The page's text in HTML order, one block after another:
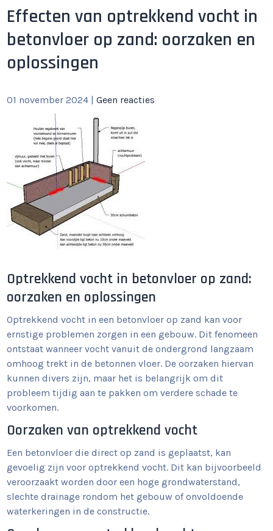
Effecten van optrekkend vocht in
betonvloer op zand: oorzaken en
oplossingen
01 november 2024 |Geen reacties
Optrekkend vocht in betonvloer op zand:
oorzaken en oplossingen
Optrekkend vocht in een betonvloer op zand kan voor
ernstige problemen zorgen in een gebouw. Dit fenomeen
ontstaat wanneer vocht vanuit de ondergrond langzaam
omhoog trekt in de betonnen vloer. De oorzaken hiervan
kunnen divers zijn, maar het is belangrijk om dit
probleem tijdig aan te pakken om verdere schade te
voorkomen.
Oorzaken van optrekkend vocht
Een betonvloer die direct op zand is geplaatst, kan
gevoelig zijn voor optrekkend vocht. Dit kan bijvoorbeeld
veroorzaakt worden door een hoge grondwaterstand,
slechte drainage rondom het gebouw of onvoldoende
waterkeringen in de constructie.